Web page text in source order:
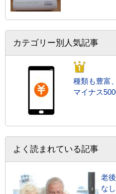
カテゴリー別人気記事
種類も豊富
マイナス
よく読まれている記事
老
な